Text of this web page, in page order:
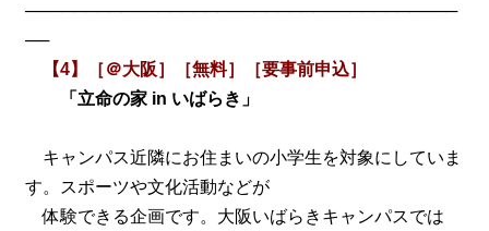
────────────────────────────────────
──
【4】［＠大阪］［無料］［要事前申込］
「立命の家 in いばらき」
キャンパス近隣にお住まいの小学生を対象にしていま
す。スポーツや文化活動などが
体験できる企画です。大阪いばらきキャンパスでは